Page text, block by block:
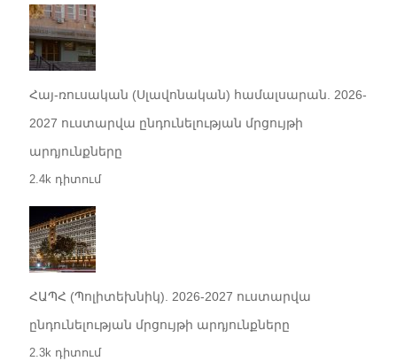
Հայ-ռուսական (Սլավոնական) համալսարան. 2026-
2027 ուստարվա ընդունելության մրցույթի
արդյունքները
2.4k դիտում
ՀԱՊՀ (Պոլիտեխնիկ). 2026-2027 ուստարվա
ընդունելության մրցույթի արդյունքները
2.3k դիտում